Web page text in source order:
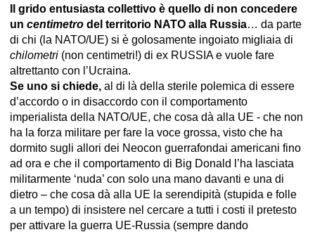
Il grido entusiasta collettivo è quello di non concedere
un centimetro del territorio NATO alla Russia… da parte
di chi (la NATO/UE) si è golosamente ingoiato migliaia di
chilometri (non centimetri!) di ex RUSSIA e vuole fare
altrettanto con l’Ucraina.
Se uno si chiede, al di là della sterile polemica di essere
d’accordo o in disaccordo con il comportamento
imperialista della NATO/UE, che cosa dà alla UE - che non
ha la forza militare per fare la voce grossa, visto che ha
dormito sugli allori dei Neocon guerrafondai americani fino
ad ora e che il comportamento di Big Donald l’ha lasciata
militarmente ‘nuda’ con solo una mano davanti e una di
dietro – che cosa dà alla UE la serendipità (stupida e folle
a un tempo) di insistere nel cercare a tutti i costi il pretesto
per attivare la guerra UE-Russia (sempre dando